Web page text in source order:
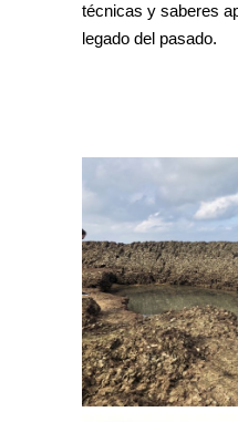
técnicas y saberes
legado del pasado.